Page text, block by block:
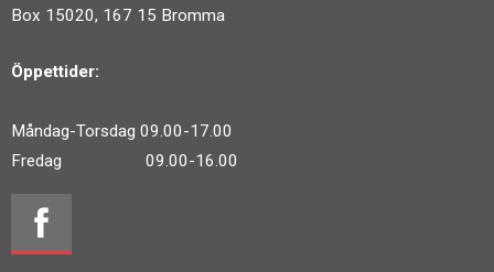
Box 15020, 167 15 Bromma
Öppettider:
Måndag-Torsdag 09.00-17.00
Fredag 09.00-16.00